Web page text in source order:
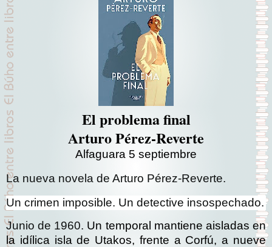
El problema final
Arturo Pérez-Reverte
Alfaguara 5 septiembre
La nueva novela de Arturo Pérez-Reverte.
Un crimen imposible. Un detective insospechado.
Junio de 1960. Un temporal mantiene aisladas en
la idílica isla de Utakos, frente a Corfú, a nueve